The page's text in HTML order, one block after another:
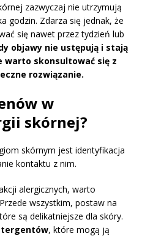
zazwyczaj nie utrzymują
godzin. Zdarza się jednak, że
się nawet przez tydzień lub
objawy nie ustępują i stają
warto skonsultować się z
rozwiązanie.
w
skórnej?
skórnym jest identyfikacja
kontaktu z nim.
alergicznych, warto
wszystkim, postaw na
są delikatniejsze dla skóry.
, które mogą ją